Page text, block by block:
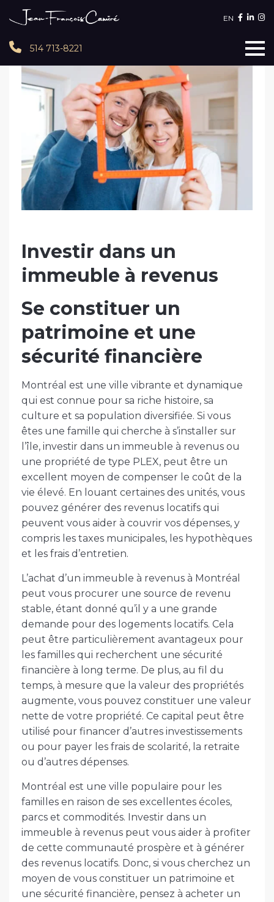
EN
514 713-8221
Investir dans un
immeuble à revenus
Se constituer un
patrimoine et une
sécurité financière
Montréal est une ville vibrante et dynamique
qui est connue pour sa riche histoire, sa
culture et sa population diversifiée. Si vous
êtes une famille qui cherche à s’installer sur
l’île, investir dans un immeuble à revenus ou
une propriété de type PLEX, peut être un
excellent moyen de compenser le coût de la
vie élevé. En louant certaines des unités, vous
pouvez générer des revenus locatifs qui
peuvent vous aider à couvrir vos dépenses, y
compris les taxes municipales, les hypothèques
et les frais d’entretien.
L’achat d’un immeuble à revenus à Montréal
peut vous procurer une source de revenu
stable, étant donné qu’il y a une grande
demande pour des logements locatifs. Cela
peut être particulièrement avantageux pour
les familles qui recherchent une sécurité
financière à long terme. De plus, au fil du
temps, à mesure que la valeur des propriétés
augmente, vous pouvez constituer une valeur
nette de votre propriété. Ce capital peut être
utilisé pour financer d’autres investissements
ou pour payer les frais de scolarité, la retraite
ou d’autres dépenses.
Montréal est une ville populaire pour les
familles en raison de ses excellentes écoles,
parcs et commodités. Investir dans un
immeuble à revenus peut vous aider à profiter
de cette communauté prospère et à générer
des revenus locatifs. Donc, si vous cherchez un
moyen de vous constituer un patrimoine et
une sécurité financière, pensez à acheter un